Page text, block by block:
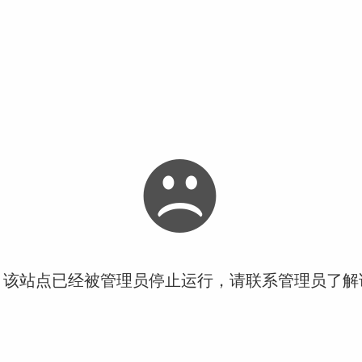
站点已经被管理员停止运行，请联系管理员了